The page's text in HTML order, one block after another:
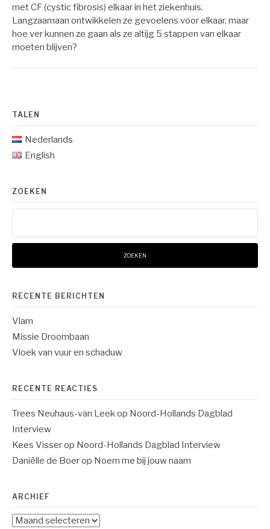
met CF (cystic fibrosis) elkaar in het ziekenhuis.
Langzaamaan ontwikkelen ze gevoelens voor elkaar, maar
hoe ver kunnen ze gaan als ze altijg 5 stappen van elkaar
moeten blijven?
TALEN
Nederlands
English
ZOEKEN
RECENTE BERICHTEN
Vlam
Missie Droombaan
Vloek van vuur en schaduw
RECENTE REACTIES
Trees Neuhaus-van Leek op Noord-Hollands Dagblad
Interview
Kees Visserop Noord-Hollands Dagblad Interview
Daniëlle de Boerop Noem me bij jouw naam
ARCHIEF
Archief